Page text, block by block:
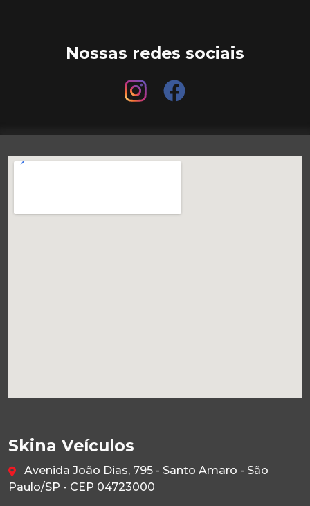
Nossas redes sociais
Skina Veículos
Avenida João Dias, 795 - Santo Amaro - São
Paulo/SP - CEP 04723000